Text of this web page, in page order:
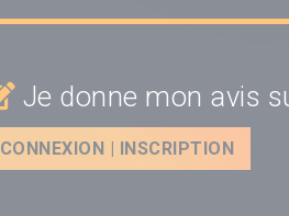
Je donne mon avis
CONNEXION | INSCRIPTION